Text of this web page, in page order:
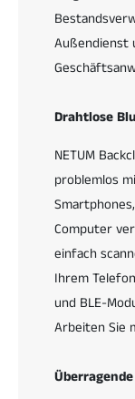
-
a
r
o
e
S
c
a
n
e
r
,
s
o
t
2
-
a
o
d
e
S
c
a
e
Außendienst
Drahtlose
NETUM
problemlos
Computer
einfach
Ihrem
und BLE-
Arbeiten Sie